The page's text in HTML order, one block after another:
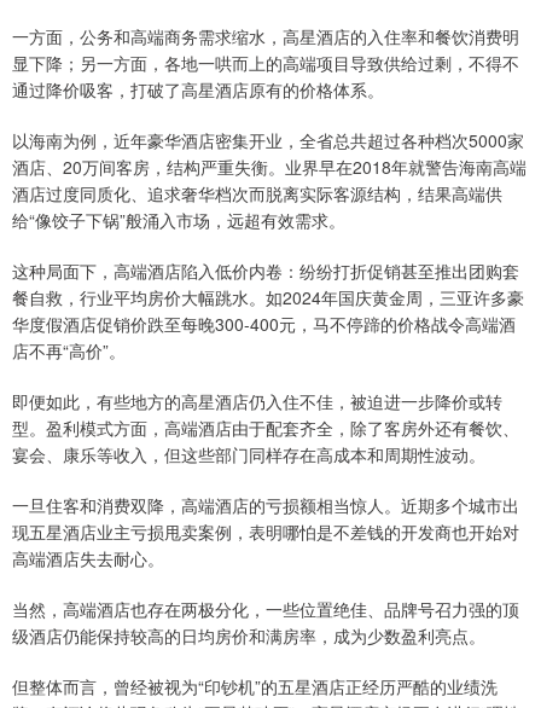
一方面，公务和高端商务需求缩水，高星酒店的入住率和餐饮消费明
显下降；另一方面，各地一哄而上的高端项目导致供给过剩，不得不
通过降价吸客，打破了高星酒店原有的价格体系。
以海南为例，近年豪华酒店密集开业，全省总共超过各种档次5000家
酒店、20万间客房，结构严重失衡。业界早在2018年就警告海南高端
酒店过度同质化、追求奢华档次而脱离实际客源结构，结果高端供
给“像饺子下锅”般涌入市场，远超有效需求。
这种局面下，高端酒店陷入低价内卷：纷纷打折促销甚至推出团购套
餐自救，行业平均房价大幅跳水。如2024年国庆黄金周，三亚许多豪
华度假酒店促销价跌至每晚300-400元，马不停蹄的价格战令高端酒
店不再“高价”。
即便如此，有些地方的高星酒店仍入住不佳，被迫进一步降价或转
型。盈利模式方面，高端酒店由于配套齐全，除了客房外还有餐饮、
宴会、康乐等收入，但这些部门同样存在高成本和周期性波动。
一旦住客和消费双降，高端酒店的亏损额相当惊人。近期多个城市出
现五星酒店业主亏损甩卖案例，表明哪怕是不差钱的开发商也开始对
高端酒店失去耐心。
当然，高端酒店也存在两极分化，一些位置绝佳、品牌号召力强的顶
级酒店仍能保持较高的日均房价和满房率，成为少数盈利亮点。
但整体而言，曾经被视为“印钞机”的五星酒店正经历严酷的业绩洗